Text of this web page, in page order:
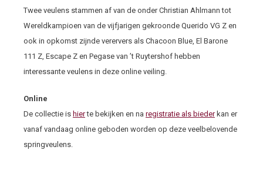
Twee veulens stammen af van de onder Christian Ahlmann tot
Wereldkampioen van de vijfjarigen gekroonde Querido VG Z en
ook in opkomst zijnde verervers als Chacoon Blue, El Barone
111 Z, Escape Z en Pegase van ’t Ruytershof hebben
interessante veulens in deze online veiling.
Online
De collectie is hierte bekijken en na registratie als biederkan er
vanaf vandaag online geboden worden op deze veelbelovende
springveulens.